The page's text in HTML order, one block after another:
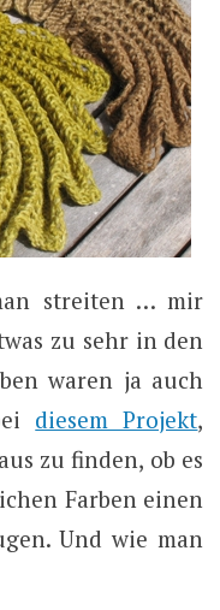
streiten … mir
zu sehr in den
waren ja auch
diesem Projekt,
zu finden, ob es
Farben einen
Und wie man